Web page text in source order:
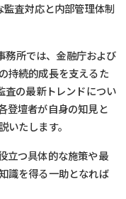
査対応と内部管理体制
所では、金融庁および
持続的成長を支えるた
査の最新トレンドについ
登壇者が自身の知見と
たします。
立つ具体的な施策や最
識を得る一助となれば